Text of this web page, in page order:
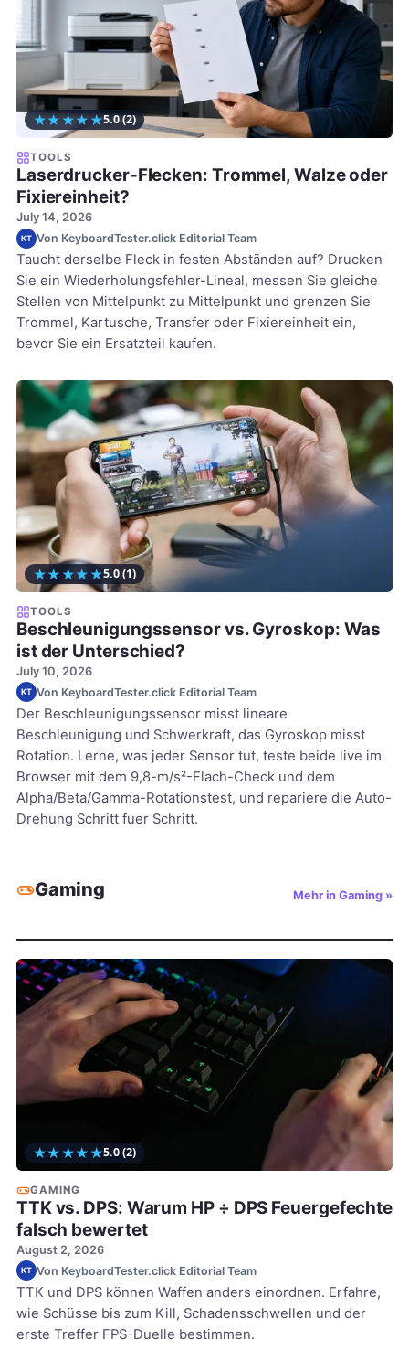
★★★★★5.0(2)
TOOLS
Laserdrucker-Flecken: Trommel, Walze oder
Fixiereinheit?
July 14, 2026
KT Von KeyboardTester.click Editorial Team
Taucht derselbe Fleck in festen Abständen auf? Drucken
Sie ein Wiederholungsfehler-Lineal, messen Sie gleiche
Stellen von Mittelpunkt zu Mittelpunkt und grenzen Sie
Trommel, Kartusche, Transfer oder Fixiereinheit ein,
bevor Sie ein Ersatzteil kaufen.
★★★★★5.0(1)
TOOLS
Beschleunigungssensor vs. Gyroskop: Was
ist der Unterschied?
July 10, 2026
KT Von KeyboardTester.click Editorial Team
Der Beschleunigungssensor misst lineare
Beschleunigung und Schwerkraft, das Gyroskop misst
Rotation. Lerne, was jeder Sensor tut, teste beide live im
Browser mit dem 9,8-m/s²-Flach-Check und dem
Alpha/Beta/Gamma-Rotationstest, und repariere die Auto-
Drehung Schritt fuer Schritt.
Gaming Mehr in Gaming »
★★★★★5.0(2)
GAMING
TTK vs. DPS: Warum HP ÷ DPS Feuergefechte
falsch bewertet
August 2, 2026
KT Von KeyboardTester.click Editorial Team
TTK und DPS können Waffen anders einordnen. Erfahre,
wie Schüsse bis zum Kill, Schadensschwellen und der
erste Treffer FPS-Duelle bestimmen.